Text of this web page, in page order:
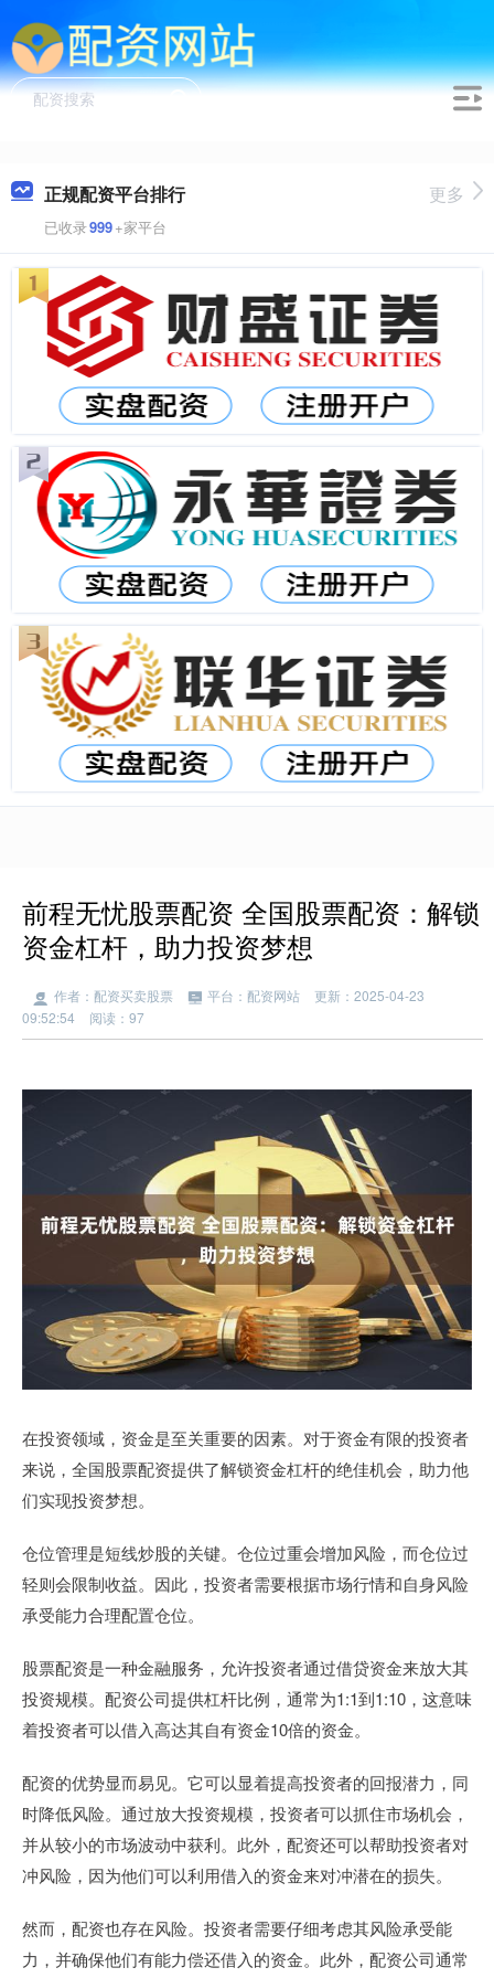
正规配资平台排行
已收录999+家平台
更多
前程无忧股票配资 全国股票配资：解锁
资金杠杆，助力投资梦想
作者：配资买卖股票 平台：配资网站
更新：2025-04-23
09:52:54
阅读：97
在投资领域，资金是至关重要的因素。对于资金有限的投资者
来说，全国股票配资提供了解锁资金杠杆的绝佳机会，助力他
们实现投资梦想。
仓位管理是短线炒股的关键。仓位过重会增加风险，而仓位过
轻则会限制收益。因此，投资者需要根据市场行情和自身风险
承受能力合理配置仓位。
股票配资是一种金融服务，允许投资者通过借贷资金来放大其
投资规模。配资公司提供杠杆比例，通常为1:1到1:10，这意味
着投资者可以借入高达其自有资金10倍的资金。
配资的优势显而易见。它可以显着提高投资者的回报潜力，同
时降低风险。通过放大投资规模，投资者可以抓住市场机会，
并从较小的市场波动中获利。此外，配资还可以帮助投资者对
冲风险，因为他们可以利用借入的资金来对冲潜在的损失。
然而，配资也存在风险。投资者需要仔细考虑其风险承受能
力，并确保他们有能力偿还借入的资金。此外，配资公司通常